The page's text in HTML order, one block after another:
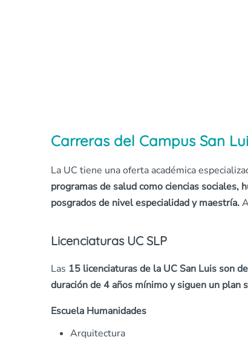
Carreras del Campus San
La UC tiene una oferta académica
programas de salud como ciencias
posgrados de nivel especialidad y maestría.
Licenciaturas UC SLP
Las 15 licenciaturas de la UC San Luis son
duración de 4 años mínimo y siguen un plan
Escuela Humanidades
Arquitectura